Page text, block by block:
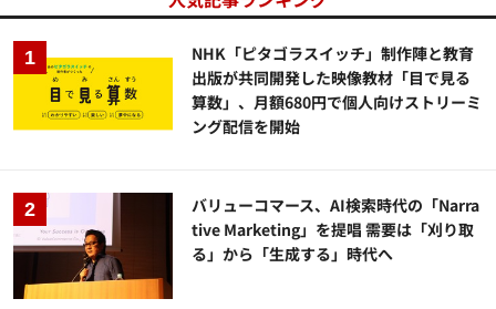
NHK「ピタゴラスイッチ」制作陣と教育
出版が共同開発した映像教材「目で見る
算数」、月額680円で個人向けストリーミ
ング配信を開始
バリューコマース、AI検索時代の「Narra
tive Marketing」を提唱 需要は「刈り取
る」から「生成する」時代へ